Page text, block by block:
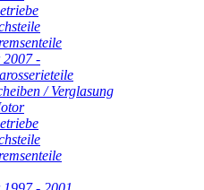
2007 -
/ Verglasung